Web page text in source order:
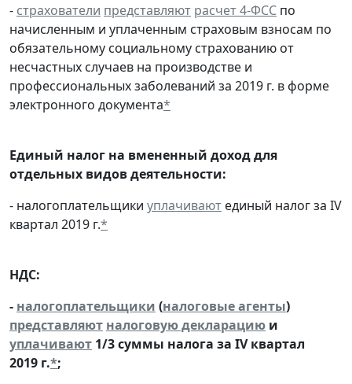
- страхователи представляют расчет 4-ФСС по
начисленным и уплаченным страховым взносам по
обязательному социальному страхованию от
несчастных случаев на производстве и
профессиональных заболеваний за 2019 г. в форме
электронного документа*
Единый налог на вмененный доход для
отдельных видов деятельности:
- налогоплательщики уплачивают единый налог за IV
квартал 2019 г.*
НДС:
- налогоплательщики (налоговые агенты)
представляют налоговую декларацию и
уплачивают 1/3 суммы налога за IV квартал
2019 г.*;